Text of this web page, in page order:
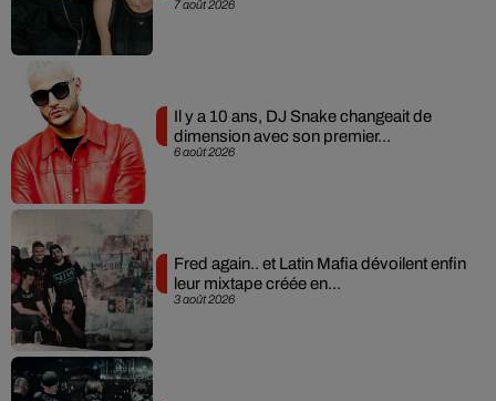
7 août 2026
6 août 2026
Il y a 10 ans, DJ Snake changeait de
dimension avec son premier...
3 août 2026
Fred again.. et Latin Mafia dévoilent enfin
leur mixtape créée en...